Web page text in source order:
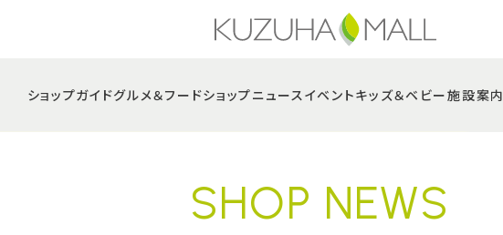
ショップガイドグルメ＆フードショップニュース イベントキッズ＆ベビー施設案内
SHOP NEWS